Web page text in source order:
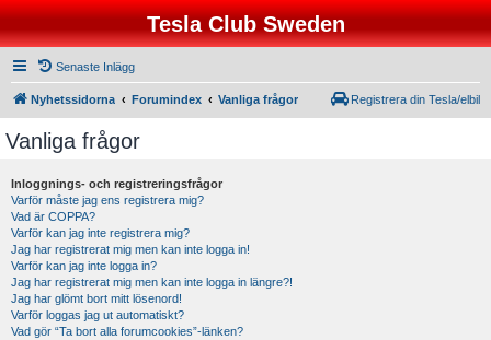
Tesla Club Sweden
Senaste Inlägg
Nyhetssidorna Forumindex Vanliga frågor Registrera din Tesla/elbil
Vanliga frågor
Inloggnings- och registreringsfrågor
Varför måste jag ens registrera mig?
Vad är COPPA?
Varför kan jag inte registrera mig?
Jag har registrerat mig men kan inte logga in!
Varför kan jag inte logga in?
Jag har registrerat mig men kan inte logga in längre?!
Jag har glömt bort mitt lösenord!
Varför loggas jag ut automatiskt?
Vad gör “Ta bort alla forumcookies”-länken?